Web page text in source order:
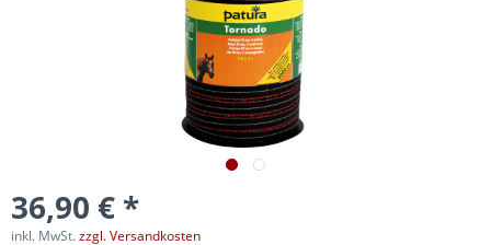
36,90 € *
inkl. MwSt.zzgl. Versandkosten